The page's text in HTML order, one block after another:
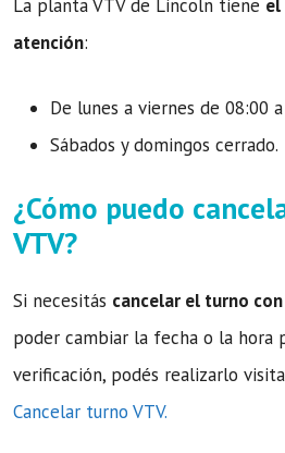
La planta VTV de Lincoln tiene el
atención:
De lunes a viernes de 08:00
Sábados y domingos cerrado.
¿Cómo puedo
VTV?
Si necesitás cancelar el turno
poder cambiar la fecha o la hora
verificación, podés realizarlo
Cancelar turno VTV.